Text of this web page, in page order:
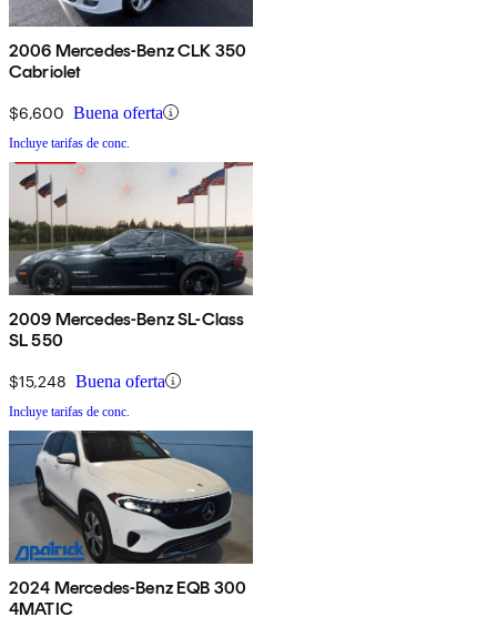
2006 Mercedes-Benz CLK 350
Cabriolet
$6,600 Buena oferta
Incluye tarifas de conc.
2009 Mercedes-Benz SL-Class
SL 550
$15,248 Buena oferta
Incluye tarifas de conc.
2024 Mercedes-Benz EQB 300
4MATIC